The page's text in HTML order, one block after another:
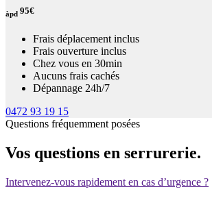
àpd 95€
Frais déplacement inclus
Frais ouverture inclus
Chez vous en 30min
Aucuns frais cachés
Dépannage 24h/7
0472 93 19 15
Questions fréquemment posées
Vos questions en serrurerie.
Intervenez-vous rapidement en cas d’urgence ?